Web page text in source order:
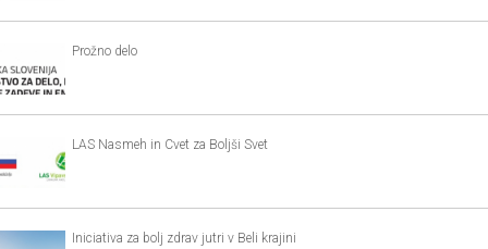
Prožno delo
LAS Nasmeh in Cvet za Boljši Svet
Iniciativa za bolj zdrav jutri v Beli krajini